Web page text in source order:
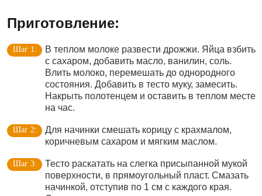
Приготовление:
В теплом молоке развести дрожжи. Яйца взбить
с сахаром, добавить масло, ванилин, соль.
Влить молоко, перемешать до однородного
состояния. Добавить в тесто муку, замесить.
Накрыть полотенцем и оставить в теплом месте
на час.
Для начинки смешать корицу с крахмалом,
коричневым сахаром и мягким маслом.
Тесто раскатать на слегка присыпанной мукой
поверхности, в прямоугольный пласт. Смазать
начинкой, отступив по 1 см с каждого края.